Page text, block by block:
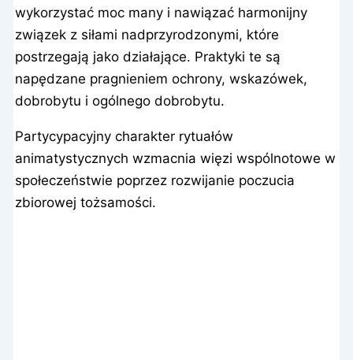
wykorzystać moc many i nawiązać harmonijny
związek z siłami nadprzyrodzonymi, które
postrzegają jako działające. Praktyki te są
napędzane pragnieniem ochrony, wskazówek,
dobrobytu i ogólnego dobrobytu.
Partycypacyjny charakter rytuałów
animatystycznych wzmacnia więzi wspólnotowe w
społeczeństwie poprzez rozwijanie poczucia
zbiorowej tożsamości.